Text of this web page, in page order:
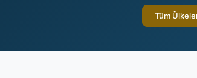
Tüm